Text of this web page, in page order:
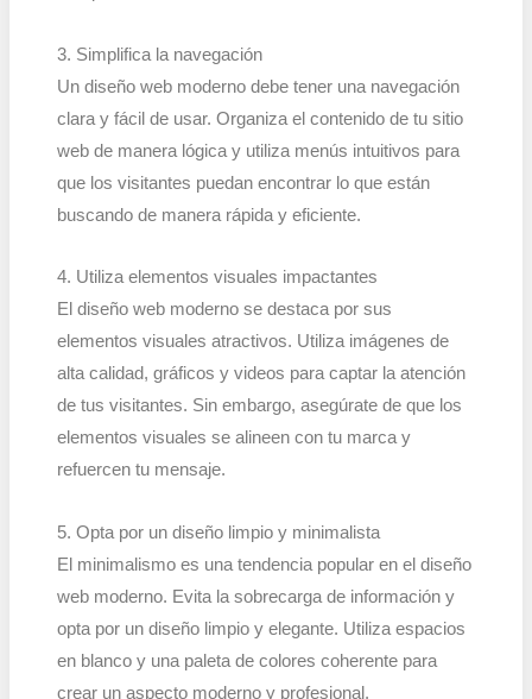
3. Simplifica la navegación
Un diseño web moderno debe tener una navegación
clara y fácil de usar. Organiza el contenido de tu sitio
web de manera lógica y utiliza menús intuitivos para
que los visitantes puedan encontrar lo que están
buscando de manera rápida y eficiente.
4. Utiliza elementos visuales impactantes
El diseño web moderno se destaca por sus
elementos visuales atractivos. Utiliza imágenes de
alta calidad, gráficos y videos para captar la atención
de tus visitantes. Sin embargo, asegúrate de que los
elementos visuales se alineen con tu marca y
refuercen tu mensaje.
5. Opta por un diseño limpio y minimalista
El minimalismo es una tendencia popular en el diseño
web moderno. Evita la sobrecarga de información y
opta por un diseño limpio y elegante. Utiliza espacios
en blanco y una paleta de colores coherente para
crear un aspecto moderno y profesional.